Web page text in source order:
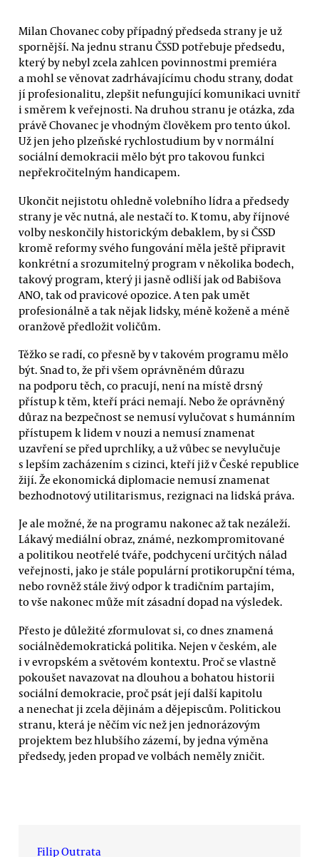
Milan Chovanec coby případný předseda strany je už
spornější. Na jednu stranu ČSSD potřebuje předsedu,
který by nebyl zcela zahlcen povinnostmi premiéra
a mohl se věnovat zadrhávajícímu chodu strany, dodat
jí profesionalitu, zlepšit nefungující komunikaci uvnitř
i směrem k veřejnosti. Na druhou stranu je otázka, zda
právě Chovanec je vhodným člověkem pro tento úkol.
Už jen jeho plzeňské rychlostudium by v normální
sociální demokracii mělo být pro takovou funkci
nepřekročitelným handicapem.
Ukončit nejistotu ohledně volebního lídra a předsedy
strany je věc nutná, ale nestačí to. K tomu, aby říjnové
volby neskončily historickým debaklem, by si ČSSD
kromě reformy svého fungování měla ještě připravit
konkrétní a srozumitelný program v několika bodech,
takový program, který ji jasně odliší jak od Babišova
ANO, tak od pravicové opozice. A ten pak umět
profesionálně a tak nějak lidsky, méně koženě a méně
oranžově předložit voličům.
Těžko se radí, co přesně by v takovém programu mělo
být. Snad to, že při všem oprávněném důrazu
na podporu těch, co pracují, není na místě drsný
přístup k těm, kteří práci nemají. Nebo že oprávněný
důraz na bezpečnost se nemusí vylučovat s humánním
přístupem k lidem v nouzi a nemusí znamenat
uzavření se před uprchlíky, a už vůbec se nevylučuje
s lepším zacházením s cizinci, kteří již v České republice
žijí. Že ekonomická diplomacie nemusí znamenat
bezhodnotový utilitarismus, rezignaci na lidská práva.
Je ale možné, že na programu nakonec až tak nezáleží.
Lákavý mediální obraz, známé, nezkompromitované
a politikou neotřelé tváře, podchycení určitých nálad
veřejnosti, jako je stále populární protikorupční téma,
nebo rovněž stále živý odpor k tradičním partajím,
to vše nakonec může mít zásadní dopad na výsledek.
Přesto je důležité zformulovat si, co dnes znamená
sociálnědemokratická politika. Nejen v českém, ale
i v evropském a světovém kontextu. Proč se vlastně
pokoušet navazovat na dlouhou a bohatou historii
sociální demokracie, proč psát její další kapitolu
a nenechat ji zcela dějinám a dějepiscům. Politickou
stranu, která je něčím víc než jen jednorázovým
projektem bez hlubšího zázemí, by jedna výměna
předsedy, jeden propad ve volbách neměly zničit.
Filip Outrata